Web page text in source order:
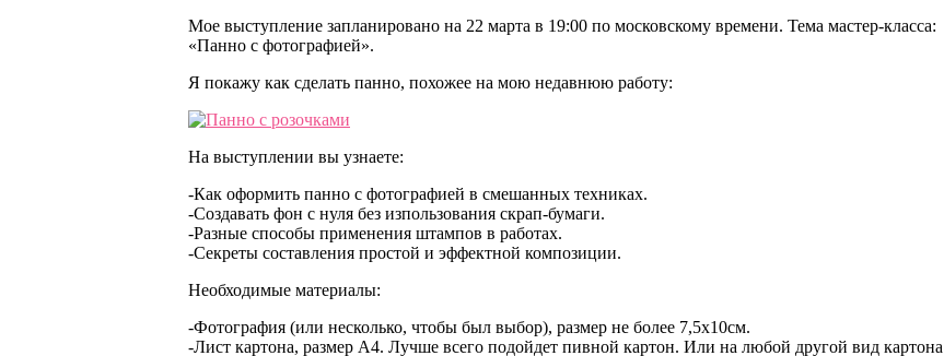
Мое выступление запланировано на 22 марта в 19:00 по московскому времени. Тема мастер-класса:
«Панно с фотографией».
Я покажу как сделать панно, похожее на мою недавнюю работу:
На выступлении вы узнаете:
-Как оформить панно с фотографией в смешанных техниках.
-Создавать фон с нуля без изпользования скрап-бумаги.
-Разные способы применения штампов в работах.
-Секреты составления простой и эффектной композиции.
Необходимые материалы:
-Фотография (или несколько, чтобы был выбор), размер не более 7,5х10см.
-Лист картона, размер А4. Лучше всего подойдет пивной картон. Или на любой другой вид картона